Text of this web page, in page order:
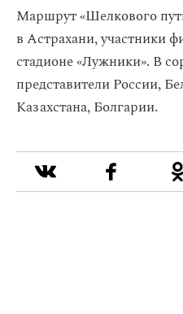
Маршрут «Шелкового
в Астрахани, участники
стадионе «Лужники». В
представители России,
Казахстана, Болгарии.